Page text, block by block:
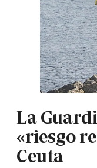
La
«riesgo
Ceuta